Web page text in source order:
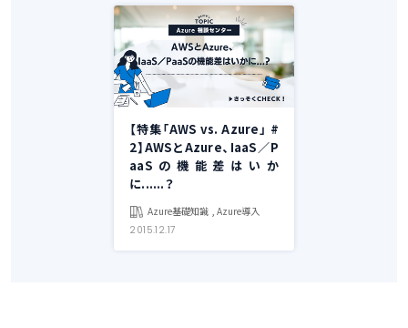
【特集「AWS vs. Azure」 #
2】AWSとAzure、IaaS／P
aaSの機能差はいか
に......？
Azure基礎知識 , Azure導入
2015.12.17